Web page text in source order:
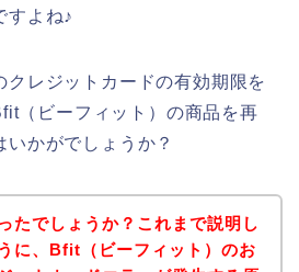
すよね♪
クレジットカードの有効期限を
（ビーフィット）の商品を再
いかがでしょうか？
たでしょうか？これまで説明し
に、Bfit（ビーフィット）のお